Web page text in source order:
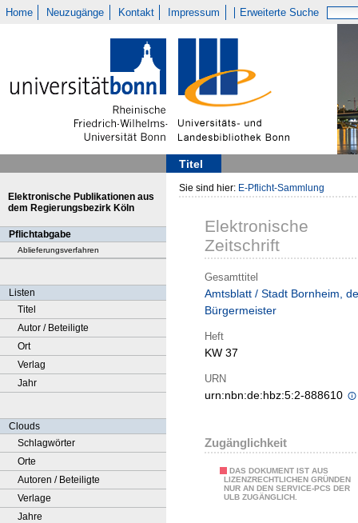
Home Neuzugänge Kontakt Impressum Erweiterte Suche
Titel
Elektronische Publikationen aus
dem Regierungsbezirk Köln
Pflichtabgabe
Ablieferungsverfahren
Listen
Titel
Autor / Beteiligte
Ort
Verlag
Jahr
Clouds
Schlagwörter
Orte
Autoren / Beteiligte
Verlage
Jahre
Sie sind hier: E-Pflicht-Sammlung
Elektronische
Zeitschrift
Gesamttitel
Amtsblatt / Stadt Bornheim,
Bürgermeister
Heft
KW 37
URN
urn:nbn:de:hbz:5:2-888610
Zugänglichkeit
DAS DOKUMENT IST AUS
LIZENZRECHTLICHEN GRÜNDEN
NUR AN DEN SERVICE-PCS DER
ULB ZUGÄNGLICH.